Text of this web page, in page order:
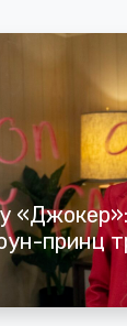
«Джокер»:
принц